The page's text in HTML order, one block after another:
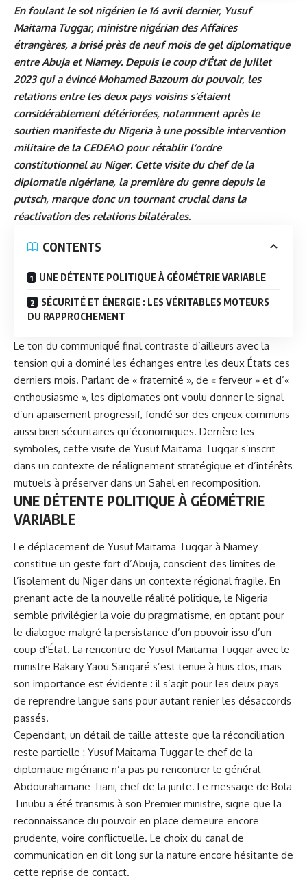
En foulant le sol nigérien le 16 avril dernier, Yusuf
Maitama Tuggar, ministre nigérian des Affaires
étrangères, a brisé près de neuf mois de gel diplomatique
entre Abuja et Niamey. Depuis le coup d’État de juillet
2023 qui a évincé Mohamed Bazoum du pouvoir, les
relations entre les deux pays voisins s’étaient
considérablement détériorées, notamment après le
soutien manifeste du Nigeria à une possible intervention
militaire de la CEDEAO pour rétablir l’ordre
constitutionnel au Niger. Cette visite du chef de la
diplomatie nigériane, la première du genre depuis le
putsch, marque donc un tournant crucial dans la
réactivation des relations bilatérales.
CONTENTS
UNE DÉTENTE POLITIQUE À GÉOMÉTRIE VARIABLE
SÉCURITÉ ET ÉNERGIE : LES VÉRITABLES MOTEURS
DU RAPPROCHEMENT
Le ton du communiqué final contraste d’ailleurs avec la
tension qui a dominé les échanges entre les deux États ces
derniers mois. Parlant de « fraternité », de « ferveur » et d’«
enthousiasme », les diplomates ont voulu donner le signal
d’un apaisement progressif, fondé sur des enjeux communs
aussi bien sécuritaires qu’économiques. Derrière les
symboles, cette visite de Yusuf Maitama Tuggar s’inscrit
dans un contexte de réalignement stratégique et d’intérêts
mutuels à préserver dans un Sahel en recomposition.
UNE DÉTENTE POLITIQUE À GÉOMÉTRIE
VARIABLE
Le déplacement de Yusuf Maitama Tuggar à Niamey
constitue un geste fort d’Abuja, conscient des limites de
l’isolement du Niger dans un contexte régional fragile. En
prenant acte de la nouvelle réalité politique, le Nigeria
semble privilégier la voie du pragmatisme, en optant pour
le dialogue malgré la persistance d’un pouvoir issu d’un
coup d’État. La rencontre de Yusuf Maitama Tuggar avec le
ministre Bakary Yaou Sangaré s’est tenue à huis clos, mais
son importance est évidente : il s’agit pour les deux pays
de reprendre langue sans pour autant renier les désaccords
passés.
Cependant, un détail de taille atteste que la réconciliation
reste partielle : Yusuf Maitama Tuggar le chef de la
diplomatie nigériane n’a pas pu rencontrer le général
Abdourahamane Tiani, chef de la junte. Le message de Bola
Tinubu a été transmis à son Premier ministre, signe que la
reconnaissance du pouvoir en place demeure encore
prudente, voire conflictuelle. Le choix du canal de
communication en dit long sur la nature encore hésitante de
cette reprise de contact.